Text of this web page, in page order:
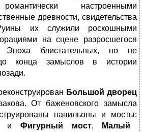
настроенными
древности, свидетельства
их служили роскошными
на сцене разросшегося
Эпоха блистательных, но не
конца замыслов в истории
Большой дворец
От баженовского замысла
павильоны и мосты:
Фигурный мост,
Малый